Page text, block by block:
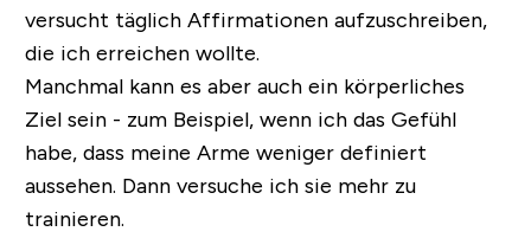
versucht täglich Affirmationen aufzuschreiben,
die ich erreichen wollte.
Manchmal kann es aber auch ein körperliches
Ziel sein - zum Beispiel, wenn ich das Gefühl
habe, dass meine Arme weniger definiert
aussehen. Dann versuche ich sie mehr zu
trainieren.